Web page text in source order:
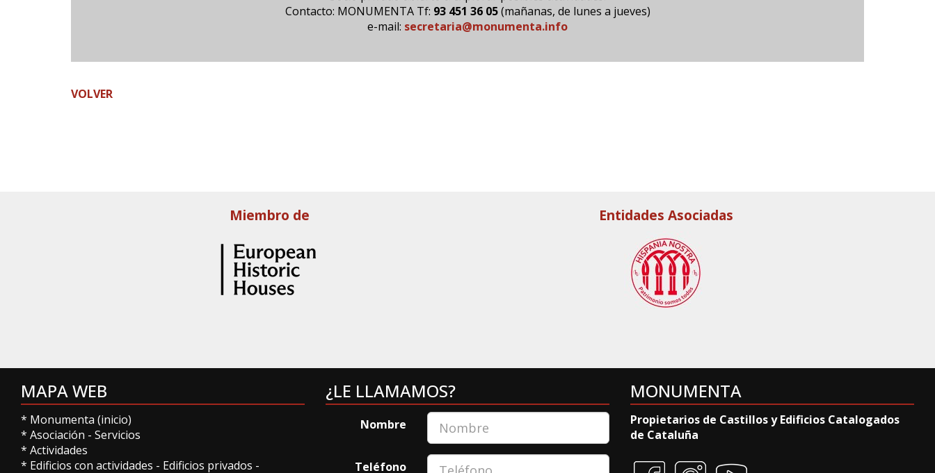
Contacto: MONUMENTA Tf: 93 451 36 05(mañanas, de lunes a jueves)
e-mail: secretaria@monumenta.info
VOLVER
Miembro de Entidades Asociadas
MAPA WEB
* Monumenta (inicio)
* Asociación - Servicios
* Actividades
* Edificios con actividades - Edificios privados -
¿LE LLAMAMOS?
Nombre
Teléfono
MONUMENTA
Propietarios de Castillos y Edificios Catalogados
de Cataluña